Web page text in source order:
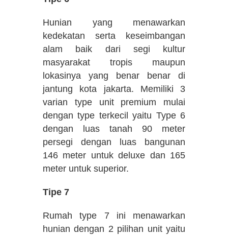
Hunian yang menawarkan
kedekatan serta keseimbangan
alam baik dari segi kultur
masyarakat tropis maupun
lokasinya yang benar benar di
jantung kota jakarta. Memiliki 3
varian type unit premium mulai
dengan type terkecil yaitu Type 6
dengan luas tanah 90 meter
persegi dengan luas bangunan
146 meter untuk deluxe dan 165
meter untuk superior.
Tipe 7
Rumah type 7 ini menawarkan
hunian dengan 2 pilihan unit yaitu